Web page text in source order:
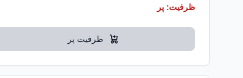
ظرفیت: پر
ظرفیت پر